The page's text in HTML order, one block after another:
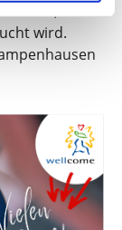
wird.